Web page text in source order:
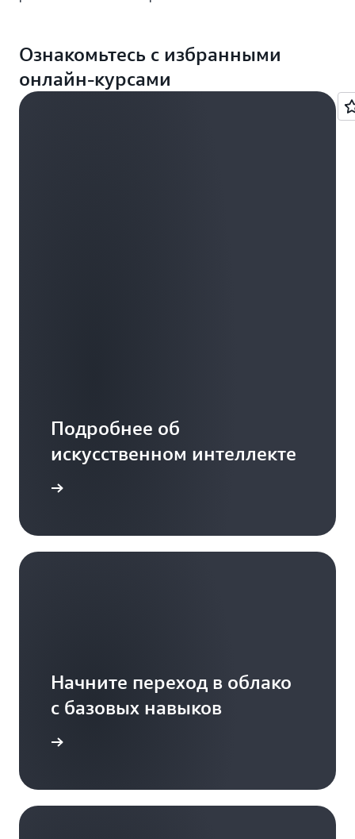
Ознакомьтесь с избранными
онлайн-курсами
Подробнее об
искусственном интеллекте
Начните переход в облако
с базовых навыков